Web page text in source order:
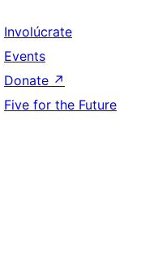
Involúcrate
Events
Donate ↗
Five for the Future